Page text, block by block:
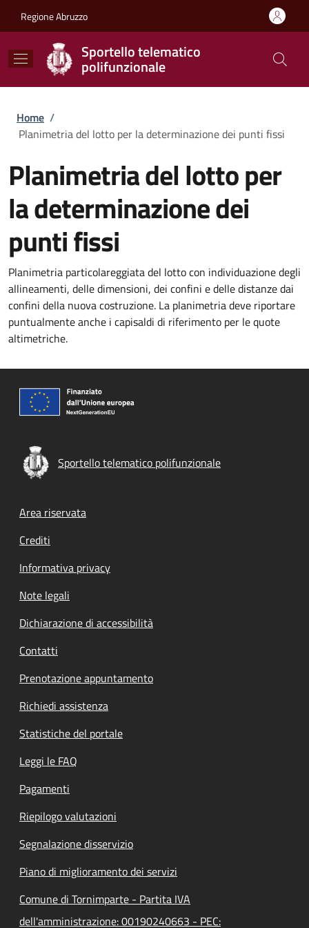
Regione Abruzzo
Sportello telematico
polifunzionale
Briciole di pane
Home /
Planimetria del lotto per la determinazione dei punti fissi
Planimetria del lotto per
la determinazione dei
punti fissi
Planimetria particolareggiata del lotto con individuazione degli
allineamenti, delle dimensioni, dei confini e delle distanze dai
confini della nuova costruzione. La planimetria deve riportare
puntualmente anche i capisaldi di riferimento per le quote
altimetriche.
Sportello telematico polifunzionale
Footer menu
Area riservata
Crediti
Informativa privacy
Note legali
Dichiarazione di accessibilità
Contatti
Prenotazione appuntamento
Richiedi assistenza
Statistiche del portale
Leggi le FAQ
Pagamenti
Riepilogo valutazioni
Segnalazione disservizio
Piano di miglioramento dei servizi
Comune di Tornimparte - Partita IVA
dell'amministrazione: 00190240663 - PEC: